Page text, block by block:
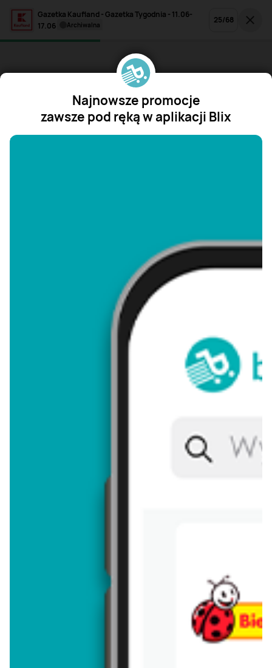
Gazetka Kaufland - Gazetka Tygodnia - 11.06-
17.06
archiwalna 25/68
Najnowsze promocje
zawsze pod ręką w aplikacji Blix
"/>